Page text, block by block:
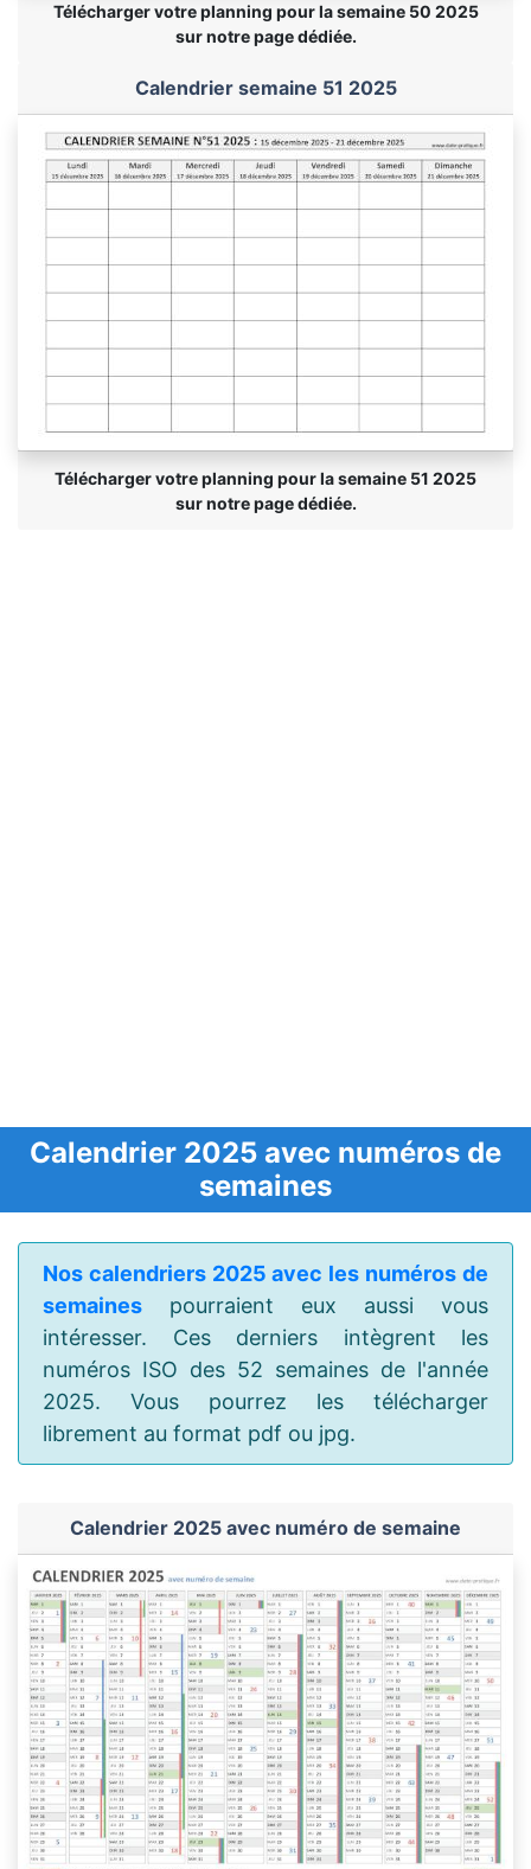
Télécharger votre planning pour la semaine 50 2025
sur notre page dédiée.
Calendrier semaine 51 2025
Télécharger votre planning pour la semaine 51 2025
sur notre page dédiée.
Calendrier 2025 avec numéros de
semaines
Nos calendriers 2025 avec les numéros de
semaines pourraient eux aussi vous
intéresser. Ces derniers intègrent les
numéros ISO des 52 semaines de l'année
2025. Vous pourrez les télécharger
librement au format pdf ou jpg.
Calendrier 2025 avec numéro de semaine